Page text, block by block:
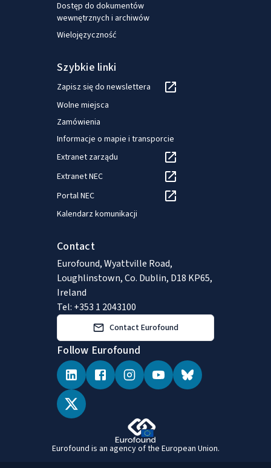
Dostęp do dokumentów
wewnętrznych i archiwów
Wielojęzyczność
Szybkie linki
Zapisz się do newslettera
Wolne miejsca
Zamówienia
Informacje o mapie i transporcie
Extranet zarządu
Extranet NEC
Portal NEC
Kalendarz komunikacji
Contact
Eurofound, Wyattville Road,
Loughlinstown, Co. Dublin, D18 KP65,
Ireland
Tel: +353 1 2043100
Contact Eurofound
Follow Eurofound
Eurofound is an agency of the European Union.